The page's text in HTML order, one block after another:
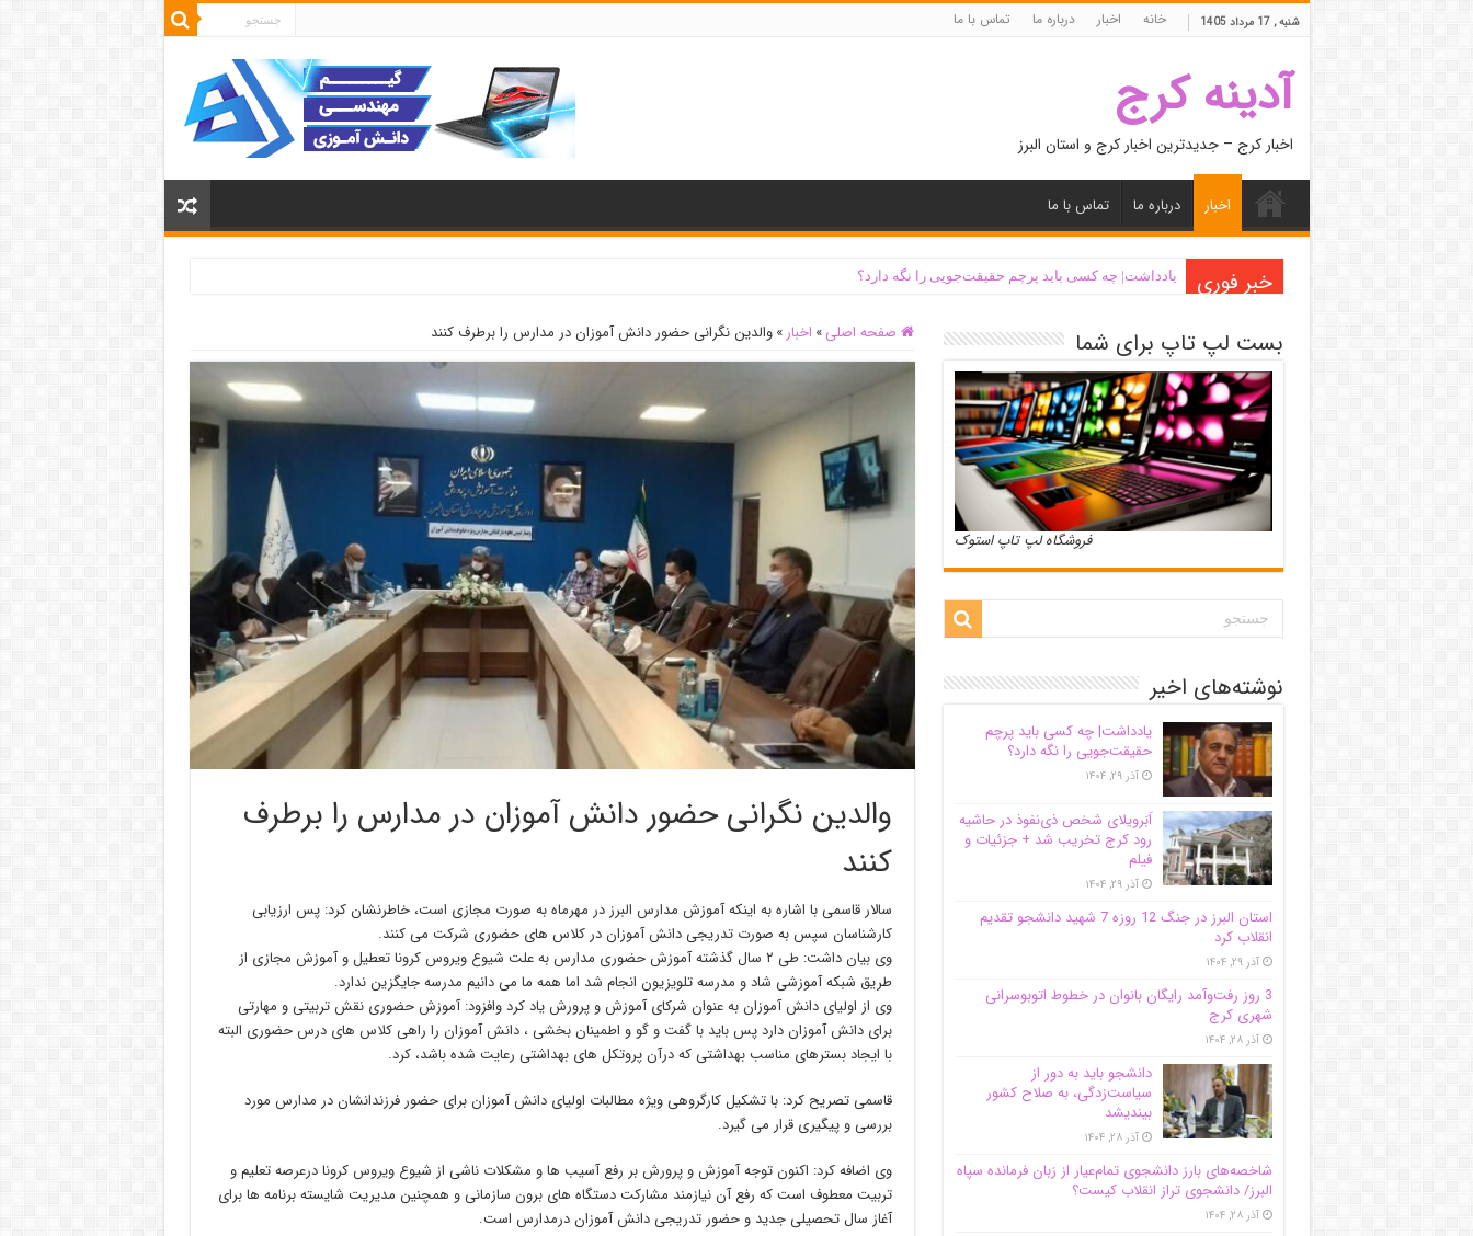
شنبه , 17 مرداد 1405 خانه اخبار درباره ما تماس با ما
آدینه کرج
اخبار کرج – جدیدترین اخبار کرج و استان البرز
اخبار درباره ما تماس با ما
خبر فوری یادداشت| ‌چه کسی باید پرچم حقیقت‌جویی را نگه دارد؟
صفحه اصلی » اخبار » والدین نگرانی حضور دانش آموزان در مدارس را برطرف کنند
والدین نگرانی حضور دانش آموزان در مدارس را برطرف
کنند
سالار قاسمی با اشاره به اینکه آموزش مدارس البرز در مهرماه به صورت مجازی است، خاطرنشان کرد: پس ارزیابی
کارشناسان سپس به صورت تدریجی دانش آموزان در کلاس های حضوری شرکت می کنند.
وی بیان داشت: طی ۲ سال گذشته آموزش حضوری مدارس به علت شیوع ویروس کرونا تعطیل و آموزش مجازی از
طریق شبکه آموزشی شاد و مدرسه تلویزیون انجام شد اما همه ما می دانیم مدرسه جایگزین ندارد.
وی از اولیای دانش آموزان به عنوان شرکای آموزش و پرورش یاد کرد وافزود: آموزش حضوری نقش تربیتی و مهارتی
برای دانش آموزان دارد پس باید با گفت و گو و اطمینان بخشی ، دانش آموزان را راهی کلاس های درس حضوری البته
با ایجاد بسترهای مناسب بهداشتی که درآن پروتکل های بهداشتی رعایت شده باشد، کرد.
قاسمی تصریح کرد: با تشکیل کارگروهی ویژه مطالبات اولیای دانش آموزان برای حضور فرزندانشان در مدارس مورد
بررسی و پیگیری قرار می گیرد.
وی اضافه کرد: اکنون توجه آموزش و پرورش بر رفع آسیب ها و مشکلات ناشی از شیوع ویروس کرونا درعرصه تعلیم و
تربیت معطوف است که رفع آن نیازمند مشارکت دستگاه های برون سازمانی و همچنین مدیریت شایسته برنامه ها برای
آغاز سال تحصیلی جدید و حضور تدریجی دانش آموزان درمدارس است.
بست لپ تاپ برای شما
فروشگاه لپ تاپ استوک
نوشته‌های اخیر
یادداشت| ‌چه کسی باید پرچم
حقیقت‌جویی را نگه دارد؟
آذر ۲۹, ۱۴۰۴
اَبَر‌ویلای شخص ذی‌نفوذ در حاشیه‌
رود کرج تخریب شد + جزئیات و
فیلم
آذر ۲۹, ۱۴۰۴
استان البرز در جنگ 12 روزه 7 شهید دانشجو تقدیم
انقلاب کرد
آذر ۲۹, ۱۴۰۴
3 روز رفت‌وآمد رایگان بانوان در خطوط اتوبوسرانی
شهری کرج
آذر ۲۸, ۱۴۰۴
دانشجو باید به دور از
سیاست‌زدگی، به صلاح کشور
بیندیشد
آذر ۲۸, ۱۴۰۴
شاخصه‌های بارز دانشجوی تمام‌عیار از زبان فرمانده سپاه
البرز/ دانشجوی تراز انقلاب کیست؟
آذر ۲۸, ۱۴۰۴